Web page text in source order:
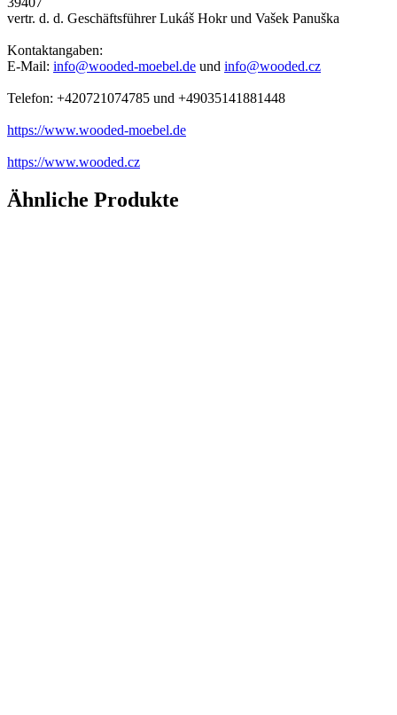
vertr. d. d. Geschäftsführer Lukáš Hokr und Vašek Panuška
Kontaktangaben:
E-Mail: info@wooded-moebel.de und info@wooded.cz
Telefon: +420721074785 und +49035141881448
https://www.wooded-moebel.de
https://www.wooded.cz
Ähnliche Produkte